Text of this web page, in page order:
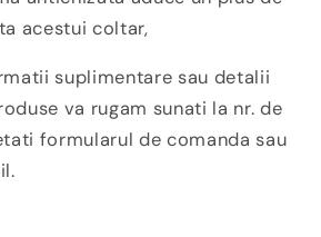
acestui coltar,
suplimentare sau detalii
va rugam sunati la nr. de
formularul de comanda sau